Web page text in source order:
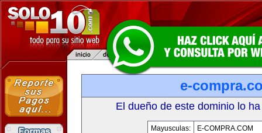
e-
El dueño de este dominio lo
Mayusculas:
E-COMPRA.COM